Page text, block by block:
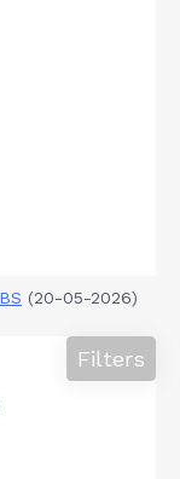
(20-05-2026)
Filters